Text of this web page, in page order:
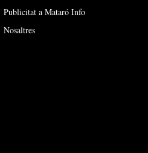
Publicitat a Mataró Info
Nosaltres